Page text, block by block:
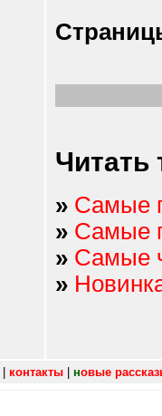
Читать
» Самые
» Самые
» Самые
»
контакты новые